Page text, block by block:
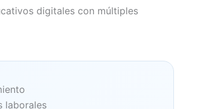
digitales con múltiples
laborales